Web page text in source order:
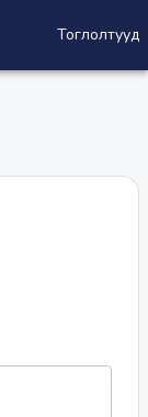
Тоглолтууд